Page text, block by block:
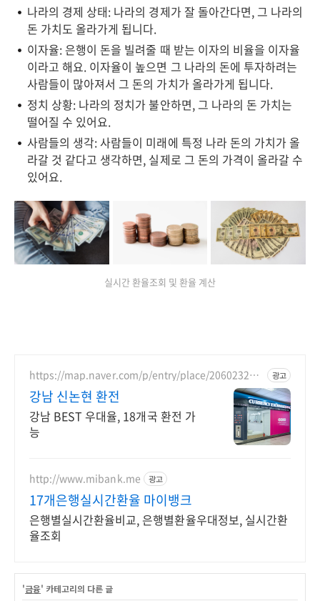
나라의 경제 상태: 나라의 경제가 잘 돌아간다면, 그 나라의
돈 가치도 올라가게 됩니다.
이자율: 은행이 돈을 빌려줄 때 받는 이자의 비율을 이자율
이라고 해요. 이자율이 높으면 그 나라의 돈에 투자하려는
사람들이 많아져서 그 돈의 가치가 올라가게 됩니다.
정치 상황: 나라의 정치가 불안하면, 그 나라의 돈 가치는
떨어질 수 있어요.
사람들의 생각: 사람들이 미래에 특정 나라 돈의 가치가 올
라갈 것 같다고 생각하면, 실제로 그 돈의 가격이 올라갈 수
있어요.
실시간 환율조회 및 환율 계산
https://map.naver.com/p/entry/place/206023238
광고
강남 신논현 환전
강남 BEST 우대율, 18개국 환전 가
능
http://www.mibank.me 광고
17개은행실시간환율 마이뱅크
은행별실시간환율비교, 은행별환율우대정보, 실시간환
율조회
'금융' 카테고리의 다른 글